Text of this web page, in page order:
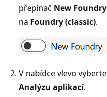
přepínač New Foundry
na Foundry (classic).
V nabídce vlevo vyberte
Analýzu aplikací.